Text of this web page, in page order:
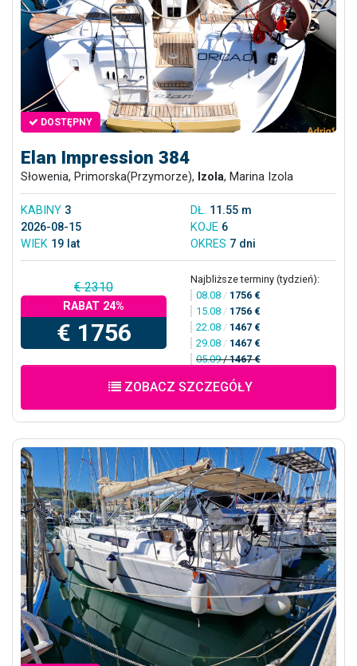
DOSTĘPNY
Elan Impression 384
Słowenia, Primorska(Przymorze), Izola, Marina Izola
KABINY 3 DŁ. 11.55 m
2026-08-15
KOJE 6
WIEK 19 lat OKRES 7 dni
€ 2310
RABAT 24%
€ 1756
Najbliższe terminy (tydzień):
08.08 / 1756 €
15.08 / 1756 €
22.08 / 1467 €
29.08 / 1467 €
05.09/1467 €
ZOBACZ SZCZEGÓŁY